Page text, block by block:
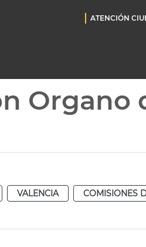
ATENCIÓN
Organo
VALENCIA
COMISIONES